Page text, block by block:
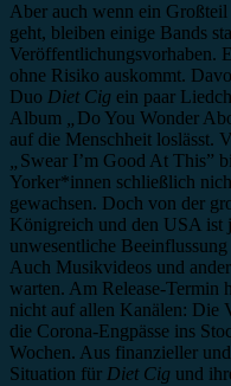
Aber auch wenn ein
geht, bleiben einige Bands
Veröffentlichungsvorhaben.
ohne Risiko auskommt.
Duo Diet Cig ein paar
Album
Do You Wonder
auf die Menschheit loslässt.
Swear I’m Good At This”
Yorker*innen schließlich
gewachsen. Doch von der
Königreich und den USA ist
unwesentliche
Auch Musikvideos und
warten. Am Release-Termin
nicht auf allen Kanälen: Die
die Corona-Engpässe ins
Wochen. Aus finanzieller
Situation für Diet Cig und